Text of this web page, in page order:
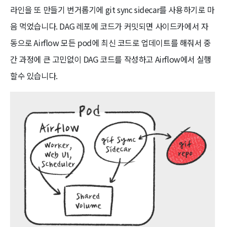
라인을 또 만들기 번거롭기에 git sync sidecar를 사용하기로 마
음 먹었습니다. DAG 레포에 코드가 커밋되면 사이드카에서 자
동으로 Airflow 모든 pod에 최신 코드로 업데이트를 해줘서 중
간 과정에 큰 고민없이 DAG 코드를 작성하고 Airflow에서 실행
할수 있습니다.